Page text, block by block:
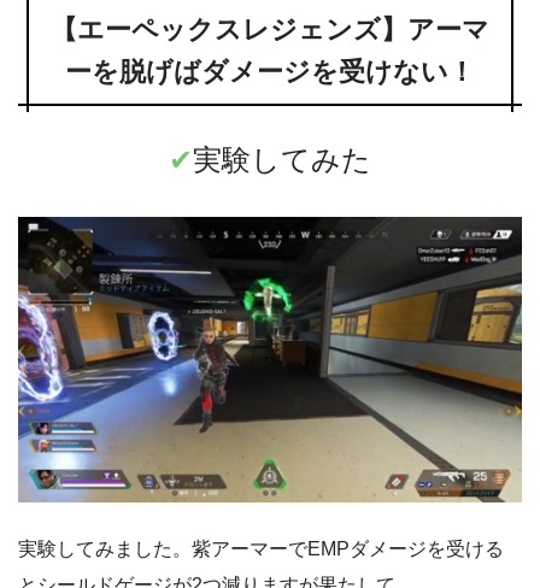
【エーペックスレジェンズ】アーマ
ーを脱げばダメージを受けない！
✔︎実験してみた
実験してみました。紫アーマーでEMPダメージを受ける